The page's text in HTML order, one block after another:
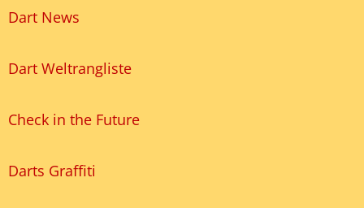
Dart News
Dart Weltrangliste
Check in the Future
Darts Graffiti